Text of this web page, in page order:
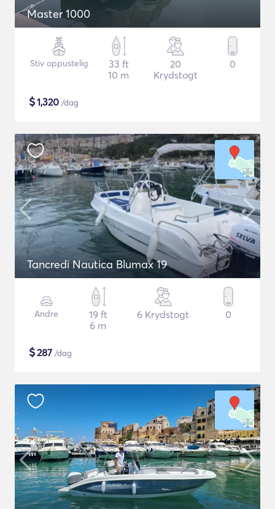
Master 1000
Stiv oppustelig
33 ft
10 m
20
Krydstogt
0
$1,320 /dag
Tancredi Nautica Blumax 19
Andre
19 ft
6 m
6 Krydstogt 0
$287 /dag